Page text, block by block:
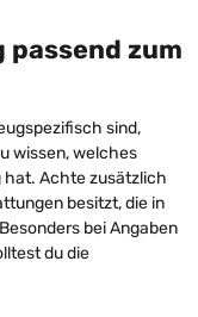
zum
sind,
wissen, welches
hat. Achte zusätzlich
besitzt, die in
bei Angaben
du die